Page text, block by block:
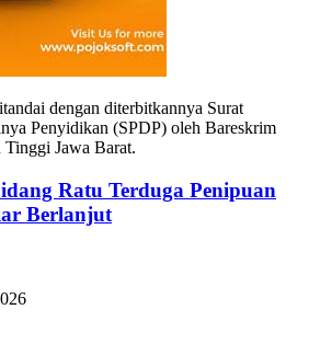
dengan diterbitkannya Surat
Penyidikan (SPDP) oleh Bareskrim
Jawa Barat.
Ratu Terduga Penipuan
Berlanjut